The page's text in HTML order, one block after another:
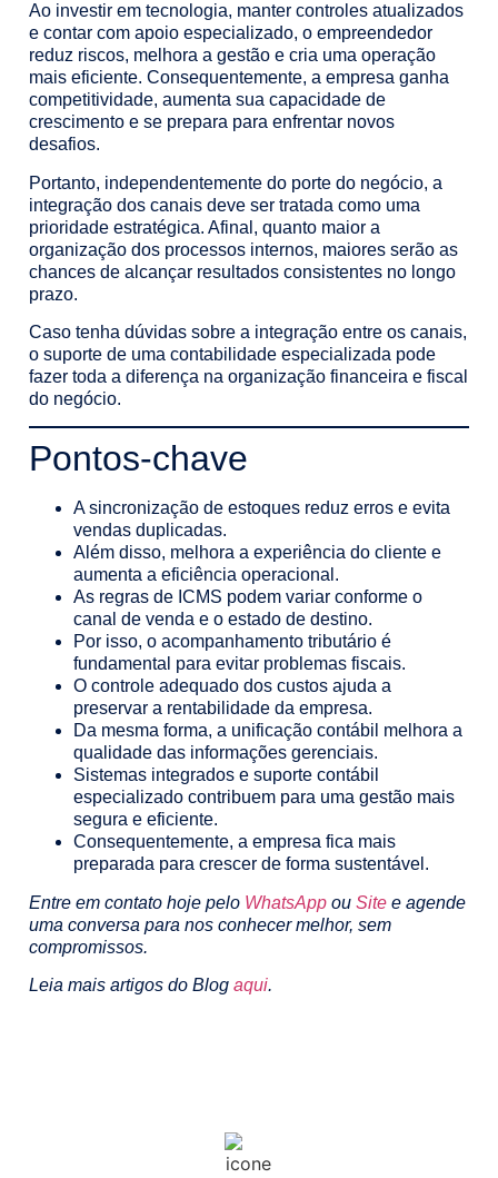
Ao investir em tecnologia, manter controles atualizados
e contar com apoio especializado, o empreendedor
reduz riscos, melhora a gestão e cria uma operação
mais eficiente. Consequentemente, a empresa ganha
competitividade, aumenta sua capacidade de
crescimento e se prepara para enfrentar novos
desafios.
Portanto, independentemente do porte do negócio, a
integração dos canais deve ser tratada como uma
prioridade estratégica. Afinal, quanto maior a
organização dos processos internos, maiores serão as
chances de alcançar resultados consistentes no longo
prazo.
Caso tenha dúvidas sobre a integração entre os canais,
o suporte de uma contabilidade especializada pode
fazer toda a diferença na organização financeira e fiscal
do negócio.
Pontos-chave
A sincronização de estoques reduz erros e evita
vendas duplicadas.
Além disso, melhora a experiência do cliente e
aumenta a eficiência operacional.
As regras de ICMS podem variar conforme o
canal de venda e o estado de destino.
Por isso, o acompanhamento tributário é
fundamental para evitar problemas fiscais.
O controle adequado dos custos ajuda a
preservar a rentabilidade da empresa.
Da mesma forma, a unificação contábil melhora a
qualidade das informações gerenciais.
Sistemas integrados e suporte contábil
especializado contribuem para uma gestão mais
segura e eficiente.
Consequentemente, a empresa fica mais
preparada para crescer de forma sustentável.
Entre em contato hoje pelo WhatsApp ou Site e agende
uma conversa para nos conhecer melhor, sem
compromissos.
Leia mais artigos do Blog aqui.